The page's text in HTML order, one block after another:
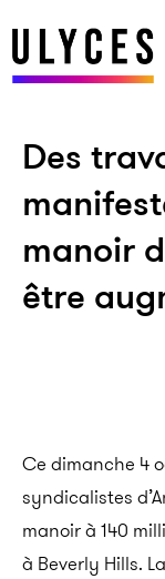
Des
manoir
être
Ce dimanche 4
syndicalistes
manoir à 140
à Beverly Hills.